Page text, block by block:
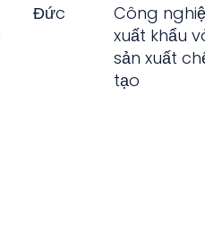
Đức
Công
xuất khẩu
sản xuất
tạo